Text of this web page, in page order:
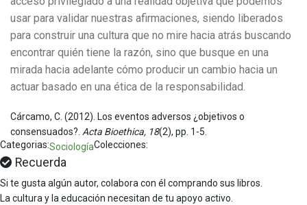
usar para validar nuestras afirmaciones, siendo liberados
para construir una cultura que no mire hacia atrás buscando
encontrar quién tiene la razón, sino que busque en una
mirada hacia adelante cómo producir un cambio hacia un
actuar basado en una ética de la responsabilidad.
Cárcamo, C. (2012). Los eventos adversos ¿objetivos o
consensuados?. Acta Bioethica, 18(2), pp. 1-5.
Categorias:SociologíaColecciones:
Recuerda
Si te gusta algún autor, colabora con él comprando sus libros.
La cultura y la educación necesitan de tu apoyo activo.